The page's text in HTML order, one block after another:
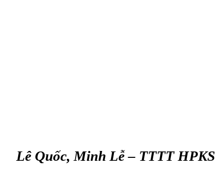
Lê Quốc, Minh Lễ – TTTT HPKS